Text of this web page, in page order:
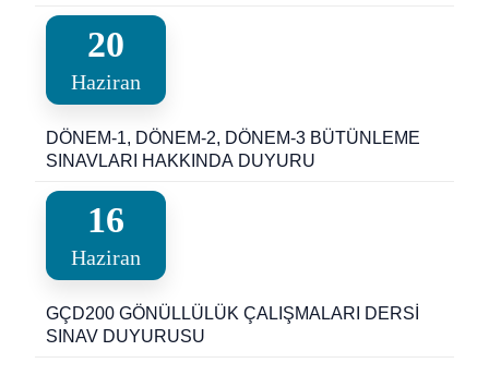
20
Haziran
DÖNEM-1, DÖNEM-2, DÖNEM-3 BÜTÜNLEME
SINAVLARI HAKKINDA DUYURU
16
Haziran
GÇD200 GÖNÜLLÜLÜK ÇALIŞMALARI DERSİ
SINAV DUYURUSU